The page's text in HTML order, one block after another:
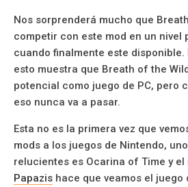
Nos sorprenderá mucho que
competir con este mod en un nivel
cuando finalmente este
esto muestra que Breath of the
potencial como juego de PC, pero
eso nunca va a pasar.
Esta no es la primera vez que
mods a los juegos de Nintendo,
relucientes es Ocarina of Time y el
Papazis hace que veamos el juego